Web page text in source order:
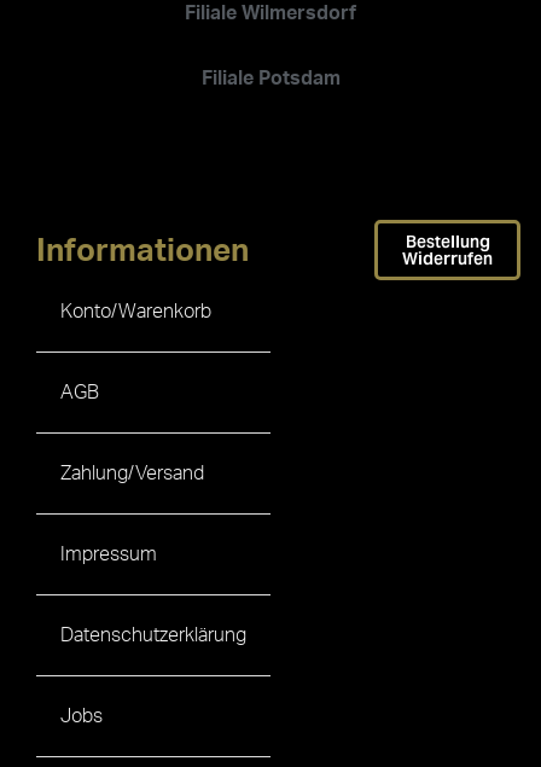
Filiale Wilmersdorf
Filiale Potsdam
Informationen
Konto/Warenkorb
AGB
Zahlung/Versand
Impressum
Datenschutzerklärung
Jobs
Bestellung
Widerrufen